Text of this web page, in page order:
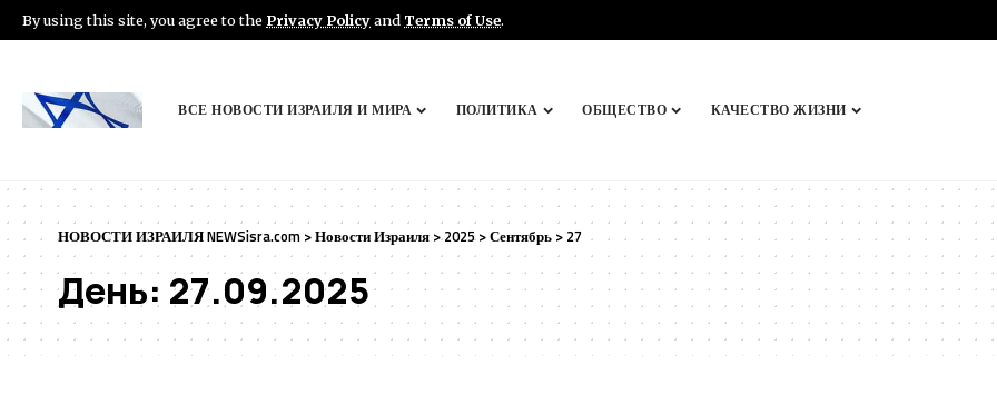
By using this site, you agree to the Privacy Policyand Terms of Use.
ВСЕ НОВОСТИ ИЗРАИЛЯ И МИРА ПОЛИТИКА ОБЩЕСТВО КАЧЕСТВО ЖИЗНИ
НОВОСТИ ИЗРАИЛЯ NEWSisra.com >Новости Израиля >2025>Сентябрь > 27
День: 27.09.2025